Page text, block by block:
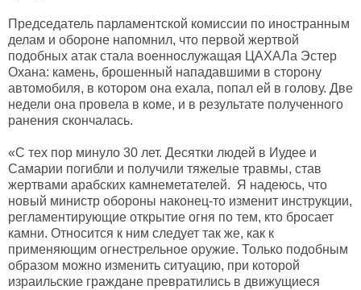
Председатель парламентской комиссии по иностранным
делам и обороне напомнил, что первой жертвой
подобных атак стала военнослужащая ЦАХАЛа Эстер
Охана: камень, брошенный нападавшими в сторону
автомобиля, в котором она ехала, попал ей в голову. Две
недели она провела в коме, и в результате полученного
ранения скончалась.
«С тех пор минуло 30 лет. Десятки людей в Иудее и
Самарии погибли и получили тяжелые травмы, став
жертвами арабских камнеметателей. Я надеюсь, что
новый министр обороны наконец-то изменит инструкции,
регламентирующие открытие огня по тем, кто бросает
камни. Относится к ним следует так же, как к
применяющим огнестрельное оружие. Только подобным
образом можно изменить ситуацию, при которой
израильские граждане превратились в движущиеся